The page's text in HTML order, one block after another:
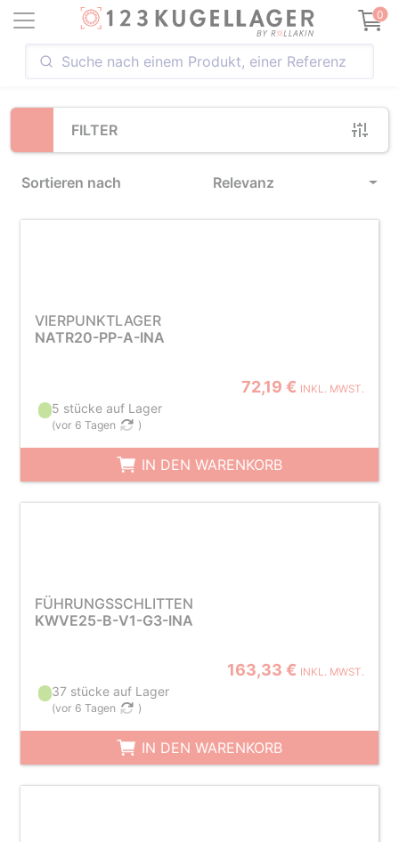
0
FILTER
Sortieren nach Relevanz
Loading...
VIERPUNKTLAGER
NATR20-PP-A-INA
72,19 € INKL. MWST.
5 stücke auf Lager
(vor 6 Tagen )
IN DEN WARENKORB
FÜHRUNGSSCHLITTEN
KWVE25-B-V1-G3-INA
163,33 € INKL. MWST.
37 stücke auf Lager
(vor 6 Tagen )
IN DEN WARENKORB